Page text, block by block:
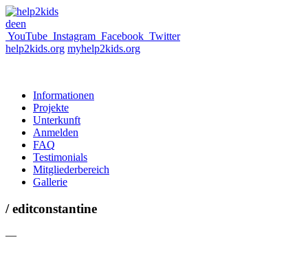
deen
YouTube Instagram Facebook Twitter
help2kids.org myhelp2kids.org
Informationen
Projekte
Unterkunft
Anmelden
FAQ
Testimonials
Mitgliederbereich
Gallerie
/ editconstantine
—